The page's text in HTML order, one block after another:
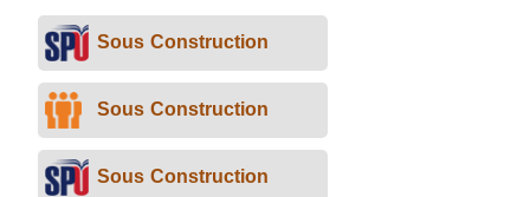
Sous Construction
Sous Construction
Sous Construction
Sous
Construction
Sous
Construction
Sous
Construction
Sous
Construction
Sous
Construction
Sous
Construction
Sous
Construction
Sous
Construction
Sous
Construction
Sous
Construction
Sous
Construction
Sous
Construction
Sous
Construction